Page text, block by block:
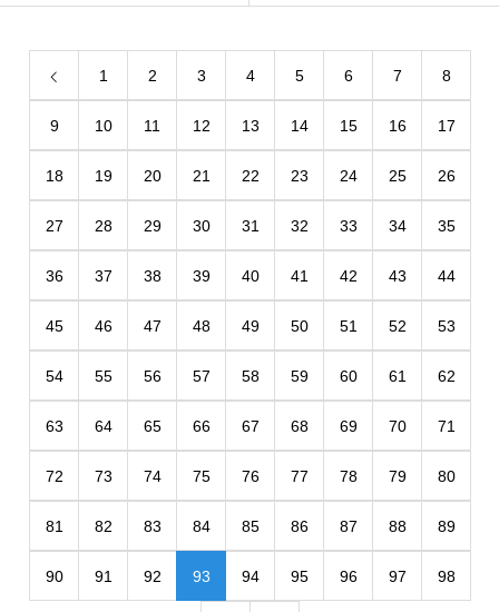
1 2 3 4 5 6 7 8
9 10 11 12 13 14 15 16 17
18 19 20 21 22 23 24 25 26
27 28 29 30 31 32 33 34 35
36 37 38 39 40 41 42 43 44
45 46 47 48 49 50 51 52 53
54 55 56 57 58 59 60 61 62
63 64 65 66 67 68 69 70 71
72 73 74 75 76 77 78 79 80
81 82 83 84 85 86 87 88 89
90 91 92 93 94 95 96 97 98